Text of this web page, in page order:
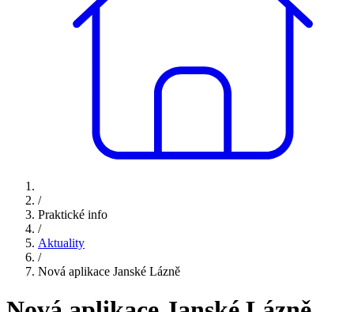
/
Praktické info
/
Aktuality
/
Nová aplikace Janské Lázně